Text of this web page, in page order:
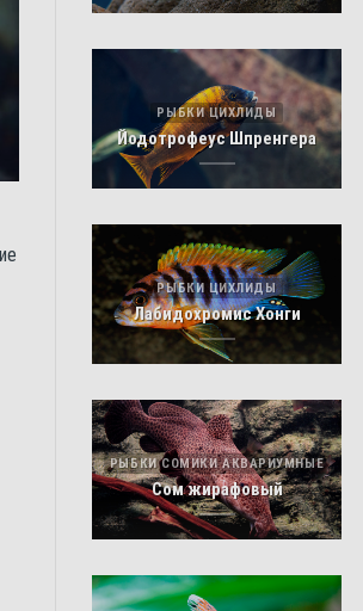
РЫБКИ ЦИХЛИДЫ
Йодотрофеус Шпренгера
РЫБКИ ЦИХЛИДЫ
Лабидохромис Хонги
РЫБКИ СОМИКИ АКВАРИУМНЫЕ
Сом жирафовый